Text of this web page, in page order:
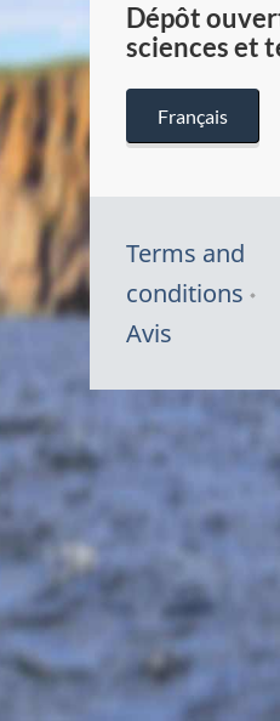
Dépôt
sciences et
Français
Terms and
conditions
Avis